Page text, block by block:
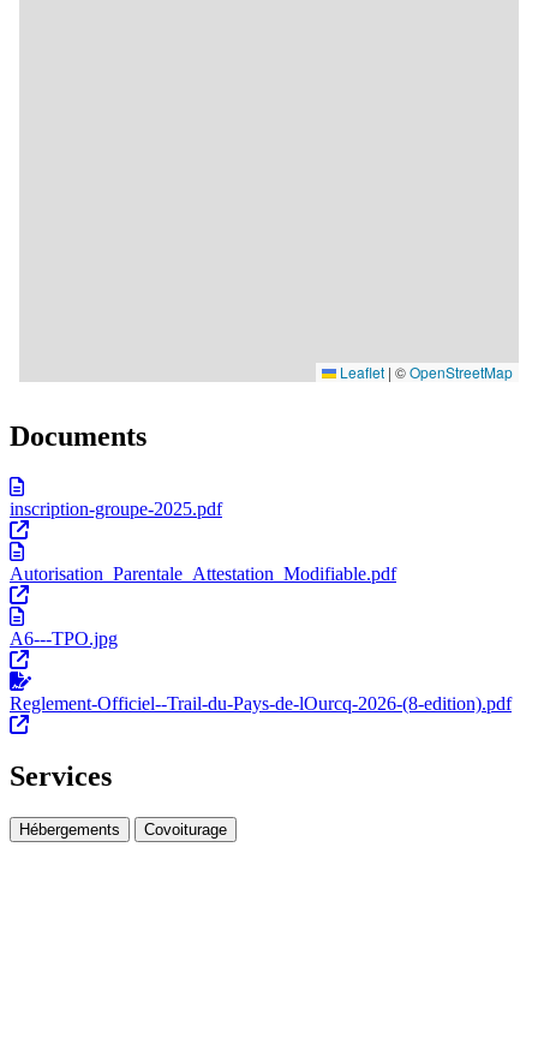
Documents
inscription-groupe-2025.pdf
Autorisation_Parentale_Attestation_Modifiable.pdf
A6---TPO.jpg
Reglement-Officiel--Trail-du-Pays-de-lOurcq-2026-(8-edition).pdf
Services
Hébergements Covoiturage